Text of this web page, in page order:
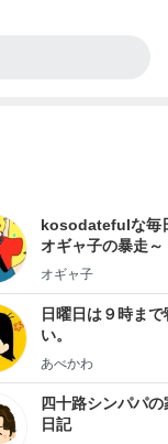
kosodatefulな毎
オギャ子の暴走～
オギャ子
日曜日は９時まで
い。
あべかわ
四十路シンパパの
日記